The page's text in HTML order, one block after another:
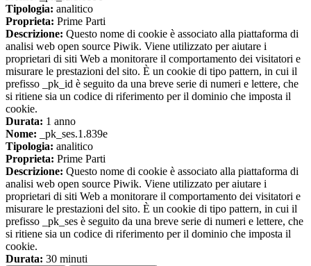
Tipologia: analitico
Proprieta: Prime Parti
Descrizione: Questo nome di cookie è associato alla piattaforma di
analisi web open source Piwik. Viene utilizzato per aiutare i
proprietari di siti Web a monitorare il comportamento dei visitatori e
misurare le prestazioni del sito. È un cookie di tipo pattern, in cui il
prefisso _pk_id è seguito da una breve serie di numeri e lettere, che
si ritiene sia un codice di riferimento per il dominio che imposta il
cookie.
Durata: 1 anno
Nome: _pk_ses.1.839e
Tipologia: analitico
Proprieta: Prime Parti
Descrizione: Questo nome di cookie è associato alla piattaforma di
analisi web open source Piwik. Viene utilizzato per aiutare i
proprietari di siti Web a monitorare il comportamento dei visitatori e
misurare le prestazioni del sito. È un cookie di tipo pattern, in cui il
prefisso _pk_ses è seguito da una breve serie di numeri e lettere, che
si ritiene sia un codice di riferimento per il dominio che imposta il
cookie.
Durata: 30 minuti